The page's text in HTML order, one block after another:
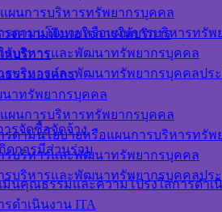
ผนการบริหารทรัพยากรบุคคล
รตามนโยบายหรือแผนการบริหารทรัพ
บริหารและพัฒนาทรัพยากรบุคคล
รบริหารและพัฒนาทรัพยากรบุคคลปร
รจัดซื้อจัดจ้าง
ดการมีส่วนร่วม
มินคุณธรรมและความโปร่งใสการดำ
รดำเนินงาน ITA
จความพึงพอใจการให้บริการ
ห้บริการ
ธรรมองค์กร
าทรัพยากรบุคคล
ผนการบริหารทรัพยากรบุคคล
รตามนโยบายหรือแผนการบริหารทรัพ
บริหารและพัฒนาทรัพยากรบุคคล
รบริหารและพัฒนาทรัพยากรบุคคลปร